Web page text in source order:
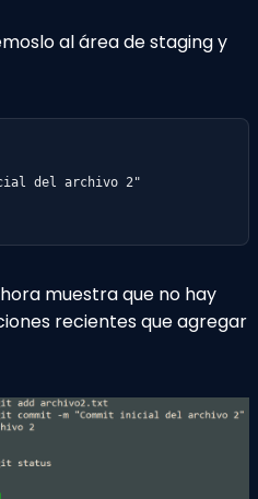
al área de staging y
del archivo 2"
muestra que no hay
recientes que agregar